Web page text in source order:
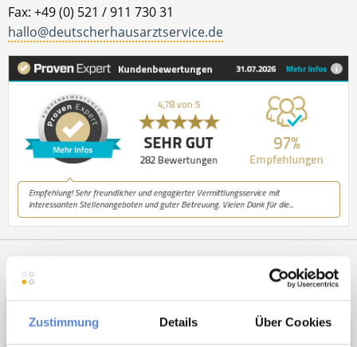
Zustimmung Details Über Cookies
Fax: +49 (0) 521 / 911 730 31
hallo@deutscherhausarztservice.de
Wir sind
Unterstützer